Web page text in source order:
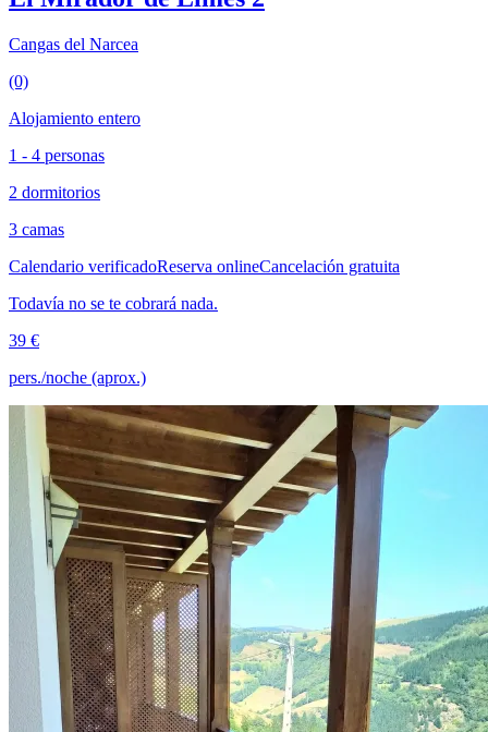
Cangas del Narcea
(0)
Alojamiento entero
1 - 4 personas
2 dormitorios
3 camas
Calendario verificadoReserva onlineCancelación gratuita
Todavía no se te cobrará nada.
39 €
pers./noche (aprox.)